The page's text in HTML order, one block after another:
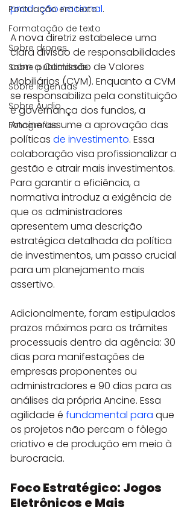
Pontuação em texto
Formatação de texto
Sobre drones
Sobre publicidade
Sobre legendas
Sobre Áudio
Fotografias
produção nacional.
A nova diretriz estabelece uma
clara divisão de responsabilidades
com a Comissão de Valores
Mobiliários (CVM). Enquanto a CVM
se responsabiliza pela constituição
e governança dos fundos, a
Ancine assume a aprovação das
políticas de investimento. Essa
colaboração visa profissionalizar a
gestão e atrair mais investimentos.
Para garantir a eficiência, a
normativa introduz a exigência de
que os administradores
apresentem uma descrição
estratégica detalhada da política
de investimentos, um passo crucial
para um planejamento mais
assertivo.
Adicionalmente, foram estipulados
prazos máximos para os trâmites
processuais dentro da agência: 30
dias para manifestações de
empresas proponentes ou
administradores e 90 dias para as
análises da própria Ancine. Essa
agilidade é fundamental para que
os projetos não percam o fôlego
criativo e de produção em meio à
burocracia.
Foco Estratégico: Jogos
Eletrônicos e Mais